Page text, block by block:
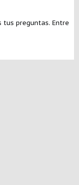
tus preguntas. Entre